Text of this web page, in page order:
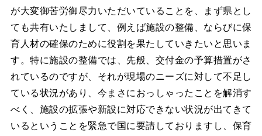
が大変御苦労御尽力いただいていることを、まず県とし
ても共有いたしまして、例えば施設の整備、ならびに保
育人材の確保のために役割を果たしていきたいと思いま
す。特に施設の整備では、先般、交付金の予算措置がさ
れているのですが、それが現場のニーズに対して不足し
ている状況があり、今まさにおっしゃったことを解消す
べく、施設の拡張や新設に対応できない状況が出てきて
いるということを緊急で国に要請しておりますし、保育